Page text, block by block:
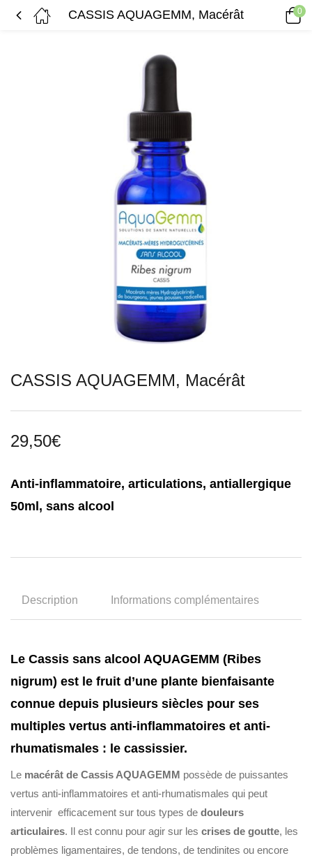
CASSIS AQUAGEMM, Macérât 0
CASSIS AQUAGEMM, Macérât
29,50€
Anti-inflammatoire, articulations, antiallergique
50ml, sans alcool
Description Informations complémentaires
Le Cassis sans alcool AQUAGEMM (Ribes
nigrum) est le fruit d’une plante bienfaisante
connue depuis plusieurs siècles pour ses
multiples vertus anti-inflammatoires et anti-
rhumatismales : le cassissi­er.
Le macérât de Cassis AQUAGEMM possède de puissantes
vertus anti-inflammatoires et anti-rhumatismales qui peut
intervenir efficacement sur tous types de douleurs
articulaires. Il est connu pour agir sur les crises de goutte, les
problèmes ligamentaires, de tendons, de tendinites ou encore